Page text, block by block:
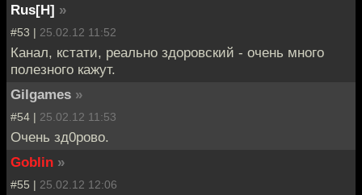
Rus[H] »
#53 | 25.02.12 11:52
Канал, кстати, реально здоровский - очень много
полезного кажут.
Gilgames »
#54 | 25.02.12 11:53
Очень зд0рово.
Goblin »
#55 | 25.02.12 12:06